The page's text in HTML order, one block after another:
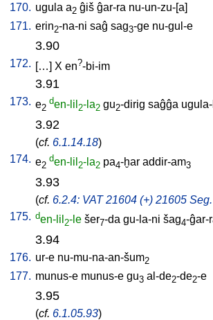
170. ugula a2 ĝiš ĝar-ra nu-un-zu-[a]
171. erin2-na-ni saĝ sag3-ge nu-gul-e
3.90
172. […] X en?-bi-im
3.91
173. e2
den-lil 2-la2 gu2-dirig saĝĝa
3.92
(cf. 6.1.14.18)
174. e2
den-lil 2-la2 pa4-ḫar addir-am3
3.93
(cf. 6.2.4: VAT 21604 (+) 21605
175. den-lil 2-le šer7-da gu-la-ni šag4-ĝar-
3.94
176. ur-e nu-mu-na-an-šum2
177. munus-e munus-e gu3 al-de2-de2-e
3.95
(cf. 6.1.05.93)